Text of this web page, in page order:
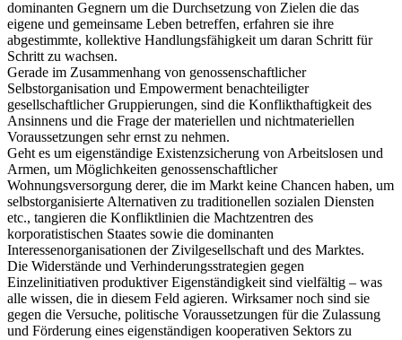
dominanten Gegnern um die Durchsetzung von Zielen die das
eigene und gemeinsame Leben betreffen, erfahren sie ihre
abgestimmte, kollektive Handlungsfähigkeit um daran Schritt für
Schritt zu wachsen.
Gerade im Zusammenhang von genossenschaftlicher
Selbstorganisation und Empowerment benachteiligter
gesellschaftlicher Gruppierungen, sind die Konflikthaftigkeit des
Ansinnens und die Frage der materiellen und nichtmateriellen
Voraussetzungen sehr ernst zu nehmen.
Geht es um eigenständige Existenzsicherung von Arbeitslosen und
Armen, um Möglichkeiten genossenschaftlicher
Wohnungsversorgung derer, die im Markt keine Chancen haben, um
selbstorganisierte Alternativen zu traditionellen sozialen Diensten
etc., tangieren die Konfliktlinien die Machtzentren des
korporatistischen Staates sowie die dominanten
Interessenorganisationen der Zivilgesellschaft und des Marktes.
Die Widerstände und Verhinderungsstrategien gegen
Einzelinitiativen produktiver Eigenständigkeit sind vielfältig – was
alle wissen, die in diesem Feld agieren. Wirksamer noch sind sie
gegen die Versuche, politische Voraussetzungen für die Zulassung
und Förderung eines eigenständigen kooperativen Sektors zu